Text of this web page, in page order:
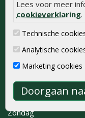
Lees voor meer
cookieverklaring.
Technische
Analytische
Marketing cookies
Doorgaan
Routebeschrijving
Openingstijden
Maandag
Dinsdag
Woensdag
Donderdag
Vrijdag
Zaterdag
Zondag